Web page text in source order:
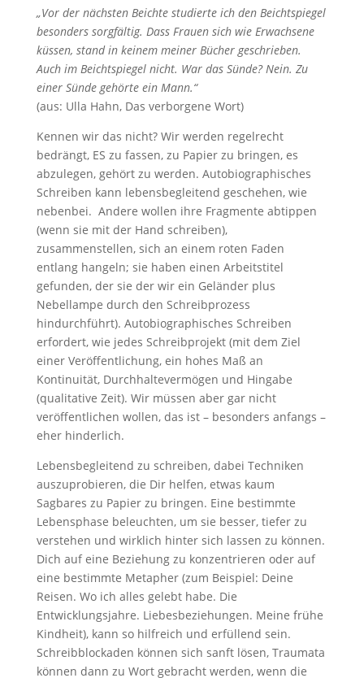
„Vor der nächsten Beichte studierte ich den Beichtspiegel
besonders sorgfältig. Dass Frauen sich wie Erwachsene
küssen, stand in keinem meiner Bücher geschrieben.
Auch im Beichtspiegel nicht. War das Sünde? Nein. Zu
einer Sünde gehörte ein Mann.“
(aus: Ulla Hahn, Das verborgene Wort)
Kennen wir das nicht? Wir werden regelrecht
bedrängt, ES zu fassen, zu Papier zu bringen, es
abzulegen, gehört zu werden. Autobiographisches
Schreiben kann lebensbegleitend geschehen, wie
nebenbei. Andere wollen ihre Fragmente abtippen
(wenn sie mit der Hand schreiben),
zusammenstellen, sich an einem roten Faden
entlang hangeln; sie haben einen Arbeitstitel
gefunden, der sie der wir ein Geländer plus
Nebellampe durch den Schreibprozess
hindurchführt). Autobiographisches Schreiben
erfordert, wie jedes Schreibprojekt (mit dem Ziel
einer Veröffentlichung, ein hohes Maß an
Kontinuität, Durchhaltevermögen und Hingabe
(qualitative Zeit). Wir müssen aber gar nicht
veröffentlichen wollen, das ist – besonders anfangs –
eher hinderlich.
Lebensbegleitend zu schreiben, dabei Techniken
auszuprobieren, die Dir helfen, etwas kaum
Sagbares zu Papier zu bringen. Eine bestimmte
Lebensphase beleuchten, um sie besser, tiefer zu
verstehen und wirklich hinter sich lassen zu können.
Dich auf eine Beziehung zu konzentrieren oder auf
eine bestimmte Metapher (zum Beispiel: Deine
Reisen. Wo ich alles gelebt habe. Die
Entwicklungsjahre. Liebesbeziehungen. Meine frühe
Kindheit), kann so hilfreich und erfüllend sein.
Schreibblockaden können sich sanft lösen, Traumata
können dann zu Wort gebracht werden, wenn die